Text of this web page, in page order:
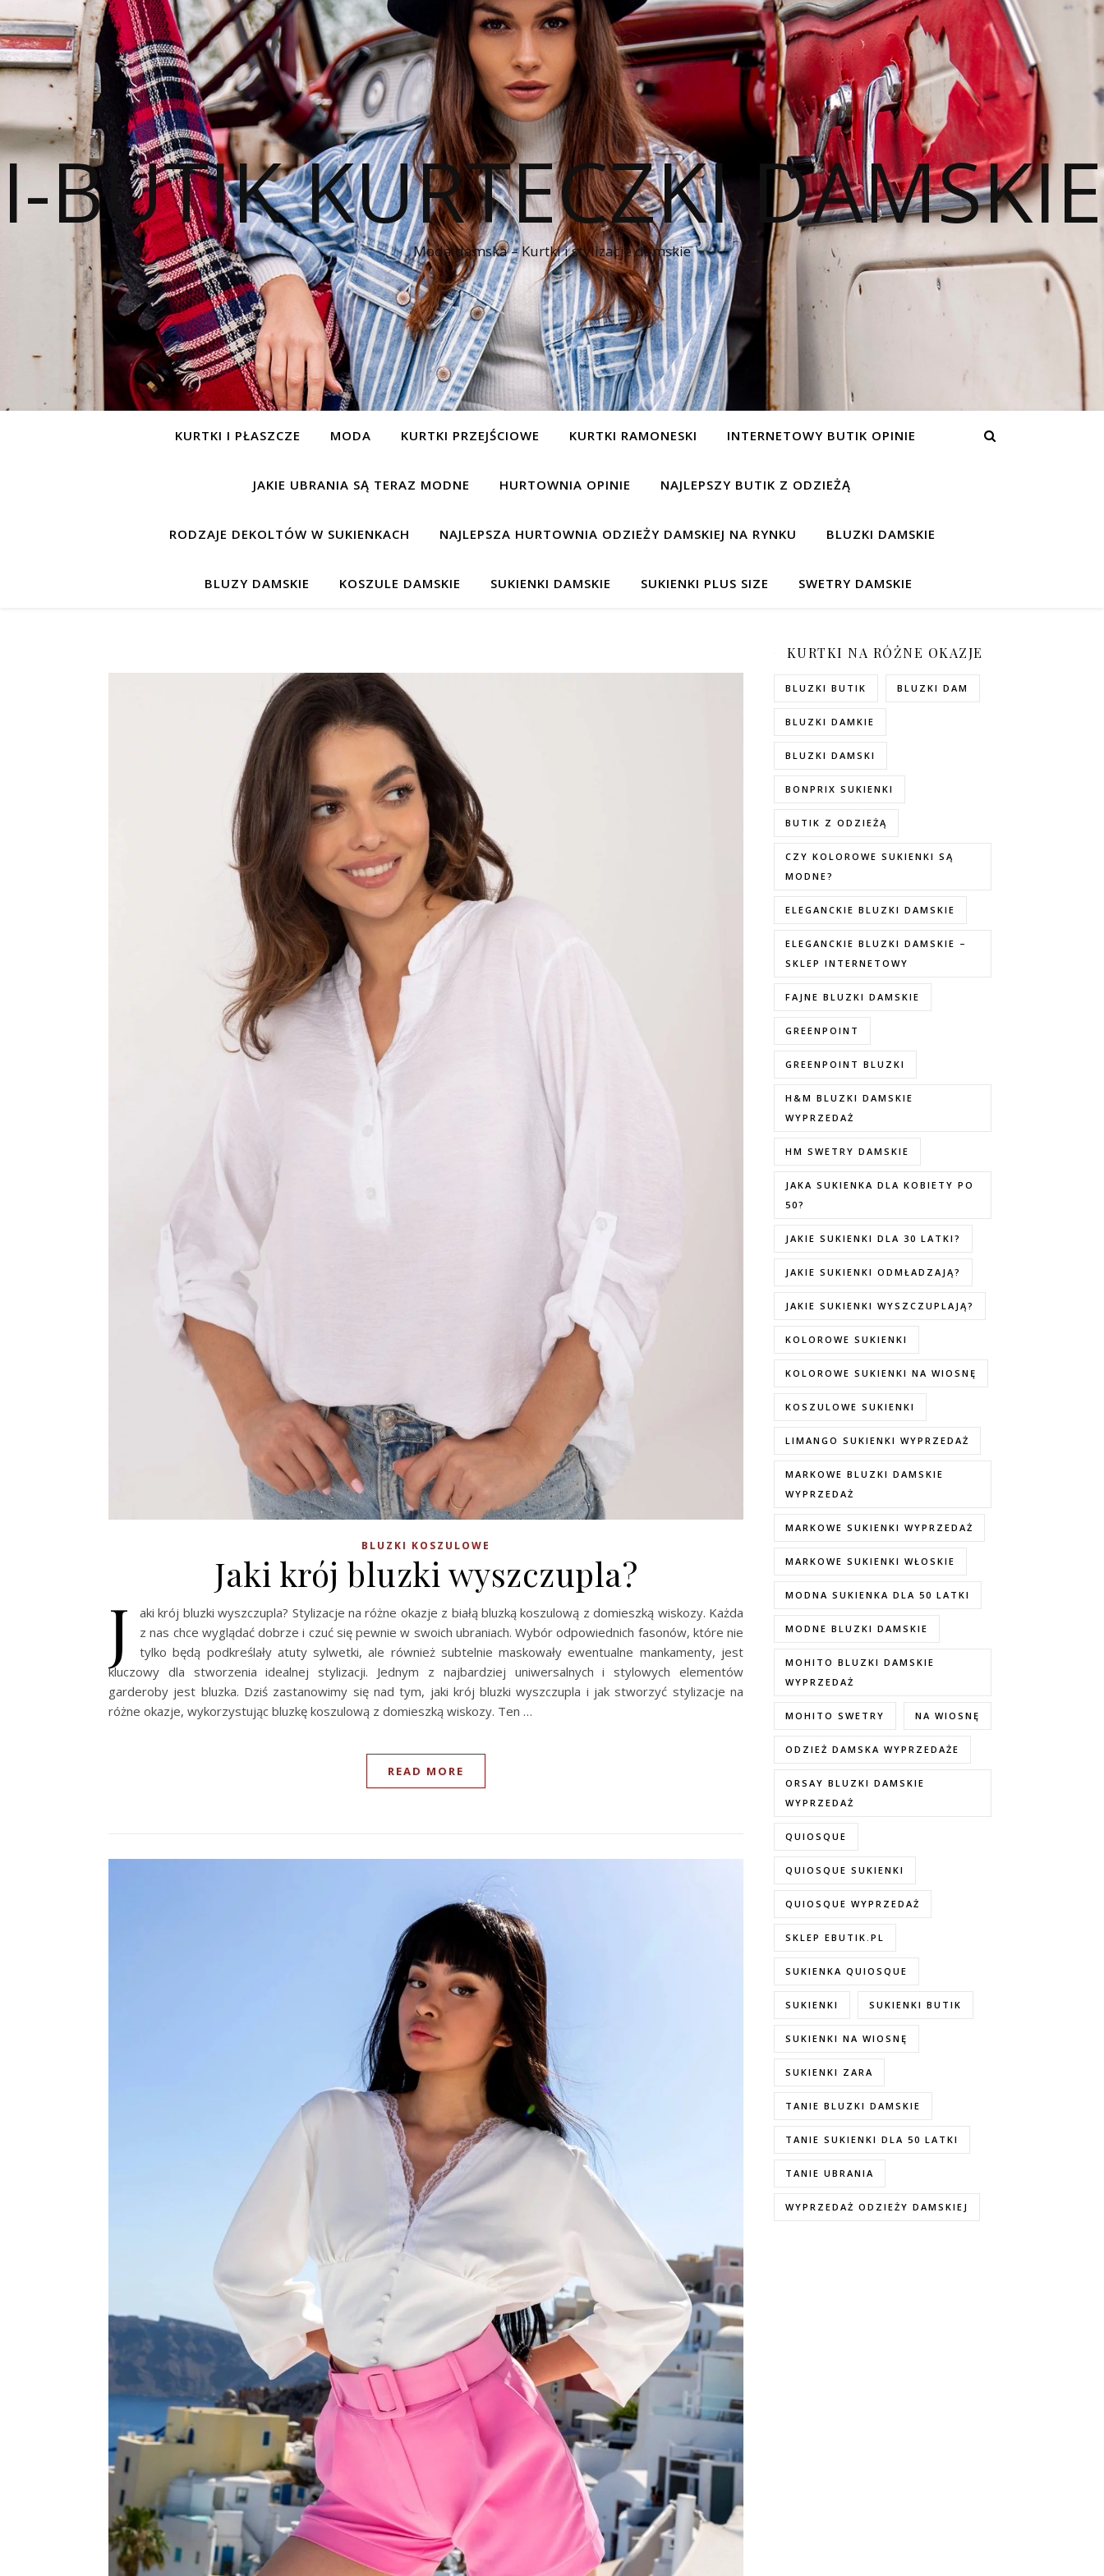
I-BUTIK KURTECZKI DAMSKIE
Moda damska – Kurtki i stylizacje damskie
KURTKI I PŁASZCZE MODA KURTKI PRZEJŚCIOWE KURTKI RAMONESKI INTERNETOWY BUTIK OPINIE
JAKIE UBRANIA SĄ TERAZ MODNE HURTOWNIA OPINIE NAJLEPSZY BUTIK Z ODZIEŻĄ
RODZAJE DEKOLTÓW W SUKIENKACH NAJLEPSZA HURTOWNIA ODZIEŻY DAMSKIEJ NA RYNKU BLUZKI DAMSKIE
BLUZY DAMSKIE KOSZULE DAMSKIE SUKIENKI DAMSKIE SUKIENKI PLUS SIZE SWETRY DAMSKIE
BLUZKI KOSZULOWE
Jaki krój bluzki wyszczupla?
J
aki krój bluzki wyszczupla? Stylizacje na różne okazje z białą bluzką koszulową z domieszką wiskozy. Każda
z nas chce wyglądać dobrze i czuć się pewnie w swoich ubraniach. Wybór odpowiednich fasonów, które nie
tylko będą podkreślały atuty sylwetki, ale również subtelnie maskowały ewentualne mankamenty, jest
kluczowy dla stworzenia idealnej stylizacji. Jednym z najbardziej uniwersalnych i stylowych elementów
garderoby jest bluzka. Dziś zastanowimy się nad tym, jaki krój bluzki wyszczupla i jak stworzyć stylizacje na
różne okazje, wykorzystując bluzkę koszulową z domieszką wiskozy. Ten …
READ MORE
KURTKI NA RÓŻNE OKAZJE
BLUZKI BUTIK BLUZKI DAM
BLUZKI DAMKIE
BLUZKI DAMSKI
BONPRIX SUKIENKI
BUTIK Z ODZIEŻĄ
CZY KOLOROWE SUKIENKI SĄ
MODNE?
ELEGANCKIE BLUZKI DAMSKIE
ELEGANCKIE BLUZKI DAMSKIE –
SKLEP INTERNETOWY
FAJNE BLUZKI DAMSKIE
GREENPOINT
GREENPOINT BLUZKI
H&M BLUZKI DAMSKIE
WYPRZEDAŻ
HM SWETRY DAMSKIE
JAKA SUKIENKA DLA KOBIETY PO
50?
JAKIE SUKIENKI DLA 30 LATKI?
JAKIE SUKIENKI ODMŁADZAJĄ?
JAKIE SUKIENKI WYSZCZUPLAJĄ?
KOLOROWE SUKIENKI
KOLOROWE SUKIENKI NA WIOSNĘ
KOSZULOWE SUKIENKI
LIMANGO SUKIENKI WYPRZEDAŻ
MARKOWE BLUZKI DAMSKIE
WYPRZEDAŻ
MARKOWE SUKIENKI WYPRZEDAŻ
MARKOWE SUKIENKI WŁOSKIE
MODNA SUKIENKA DLA 50 LATKI
MODNE BLUZKI DAMSKIE
MOHITO BLUZKI DAMSKIE
WYPRZEDAŻ
MOHITO SWETRY NA WIOSNĘ
ODZIEŻ DAMSKA WYPRZEDAŻE
ORSAY BLUZKI DAMSKIE
WYPRZEDAŻ
QUIOSQUE
QUIOSQUE SUKIENKI
QUIOSQUE WYPRZEDAŻ
SKLEP EBUTIK.PL
SUKIENKA QUIOSQUE
SUKIENKI SUKIENKI BUTIK
SUKIENKI NA WIOSNĘ
SUKIENKI ZARA
TANIE BLUZKI DAMSKIE
TANIE SUKIENKI DLA 50 LATKI
TANIE UBRANIA
WYPRZEDAŻ ODZIEŻY DAMSKIEJ